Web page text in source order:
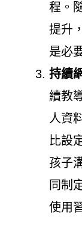
程。
提升
是必
持續
續教
人資
比設
孩子
同制
使用